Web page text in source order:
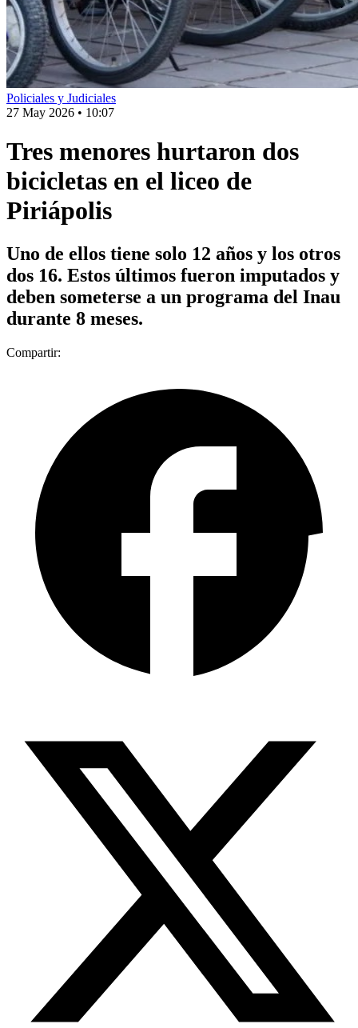
Policiales y Judiciales
27 May 2026 • 10:07
Tres menores hurtaron dos
bicicletas en el liceo de
Piriápolis
Uno de ellos tiene solo 12 años y los otros
dos 16. Estos últimos fueron imputados y
deben someterse a un programa del Inau
durante 8 meses.
Compartir: